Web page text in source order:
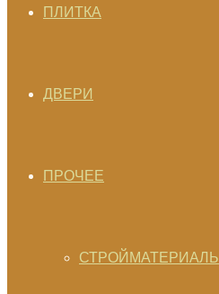
ПЛИТКА
ДВЕРИ
ПРОЧЕЕ
СТРОЙМАТЕРИАЛЫ